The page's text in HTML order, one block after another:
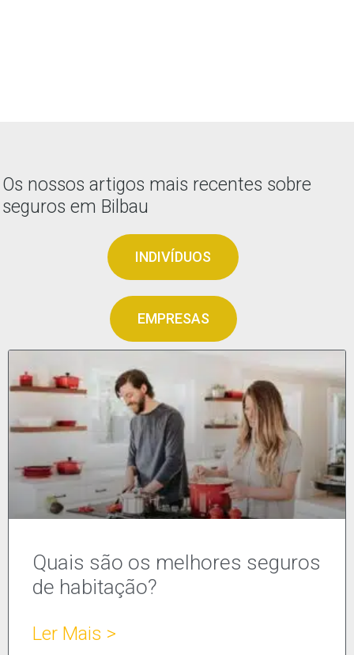
Os nossos artigos mais recentes sobre
seguros em Bilbau
INDIVÍDUOS
EMPRESAS
Quais são os melhores seguros
de habitação?
Ler Mais >